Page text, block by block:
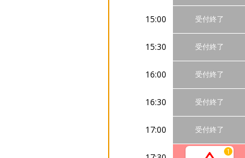
15:00 受付終了
15:30 受付終了
16:00 受付終了
16:30 受付終了
17:00 受付終了
1